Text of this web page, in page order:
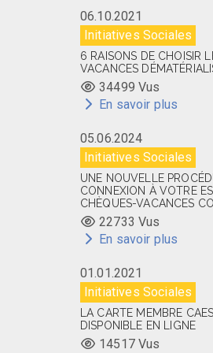
06.10.2021
Initiatives Sociales
6 RAISONS DE CHOISIR
VACANCES
34499 Vus
En savoir plus
05.06.2024
Initiatives Sociales
UNE NOUVELLE
CONNEXION À VOTRE
CHÈQUES-VACANCES
22733 Vus
En savoir plus
01.01.2021
Initiatives Sociales
LA CARTE MEMBRE
DISPONIBLE EN LIGNE
14517 Vus